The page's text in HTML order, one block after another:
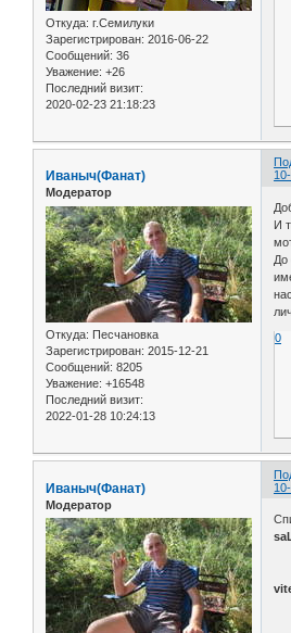
Откуда: г.Семилуки
Зарегистрирован: 2016-06-22
Сообщений: 36
Уважение: +26
Последний визит:
2020-02-23 21:18:23
Иваныч(Фанат)
Модератор
Откуда: Песчановка
Зарегистрирован: 2015-12-21
Сообщений: 8205
Уважение: +16548
Последний визит:
2022-01-28 10:24:13
И
До
0
Иваныч(Фанат)
Модератор